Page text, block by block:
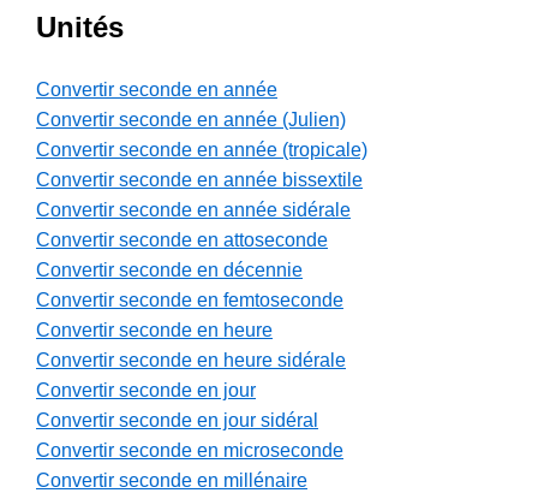
Unités
Convertir seconde en année
Convertir seconde en année (Julien)
Convertir seconde en année (tropicale)
Convertir seconde en année bissextile
Convertir seconde en année sidérale
Convertir seconde en attoseconde
Convertir seconde en décennie
Convertir seconde en femtoseconde
Convertir seconde en heure
Convertir seconde en heure sidérale
Convertir seconde en jour
Convertir seconde en jour sidéral
Convertir seconde en microseconde
Convertir seconde en millénaire